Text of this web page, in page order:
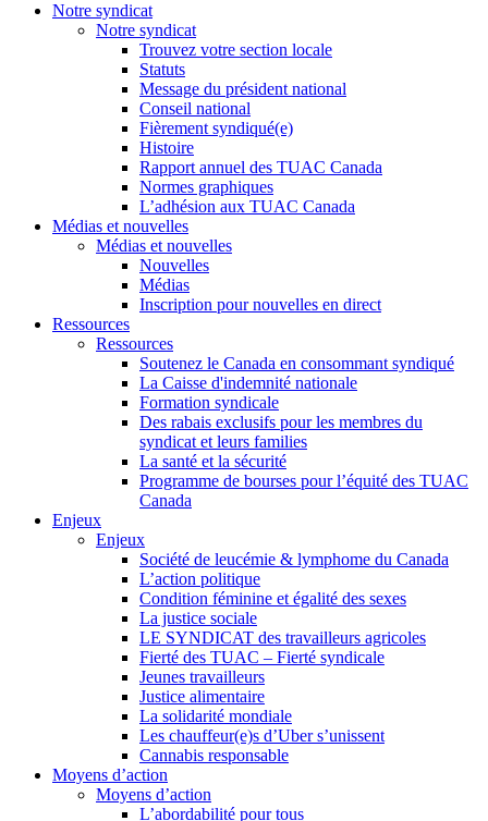
Notre syndicat
Notre syndicat
Trouvez votre section locale
Statuts
Message du président national
Conseil national
Fièrement syndiqué(e)
Histoire
Rapport annuel des TUAC Canada
Normes graphiques
L’adhésion aux TUAC Canada
Médias et nouvelles
Médias et nouvelles
Nouvelles
Médias
Inscription pour nouvelles en direct
Ressources
Ressources
Soutenez le Canada en consommant syndiqué
La Caisse d'indemnité nationale
Formation syndicale
Des rabais exclusifs pour les membres du
syndicat et leurs families
La santé et la sécurité
Programme de bourses pour l’équité des TUAC
Canada
Enjeux
Enjeux
Société de leucémie & lymphome du Canada
L’action politique
Condition féminine et égalité des sexes
La justice sociale
LE SYNDICAT des travailleurs agricoles
Fierté des TUAC – Fierté syndicale
Jeunes travailleurs
Justice alimentaire
La solidarité mondiale
Les chauffeur(e)s d’Uber s’unissent
Cannabis responsable
Moyens d’action
Moyens d’action
L’abordabilité pour tous